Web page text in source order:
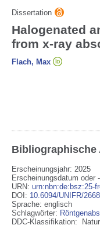
Dissertation
Halogenated
from x-ray
Flach, Max
Bibliographische
Erscheinungsjahr: 2025
Erscheinungsdatum oder
URN: urn:nbn:de:bsz:25-
DOI : 10.6094/UNIFR/
Sprache: englisch
Schlagwörter:
DDC-Klassifikation: